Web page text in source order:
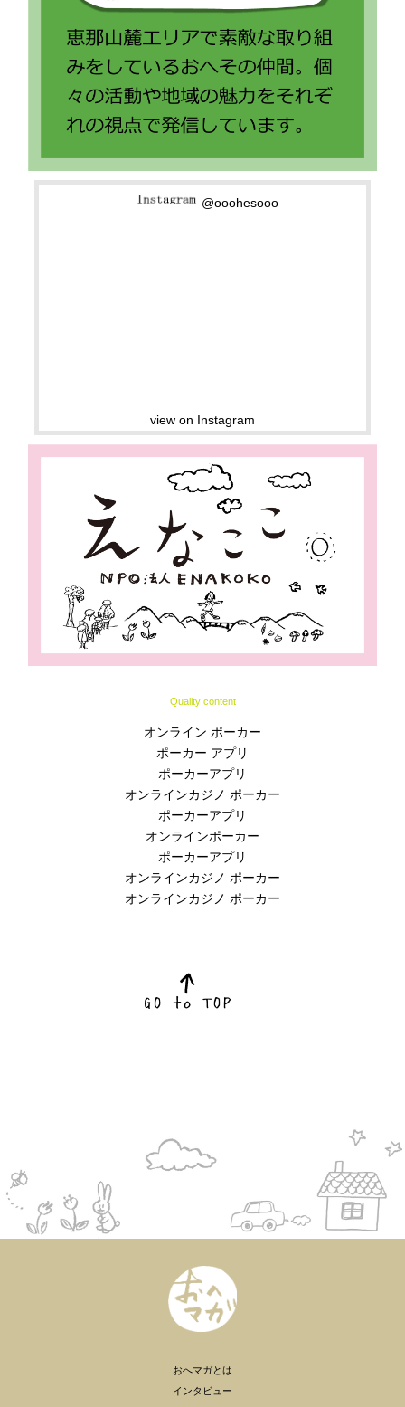
@ooohesooo
view on Instagram
Quality content
オンライン ポーカー
ポーカー アプリ
ポーカーアプリ
オンラインカジノ ポーカー
ポーカーアプリ
オンラインポーカー
ポーカーアプリ
オンラインカジノ ポーカー
オンラインカジノ ポーカー
おへマガとは
インタビュー